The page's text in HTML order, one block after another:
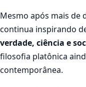
Mesmo após mais de
continua inspirando
verdade, ciência e
filosofia platônica
contemporânea.